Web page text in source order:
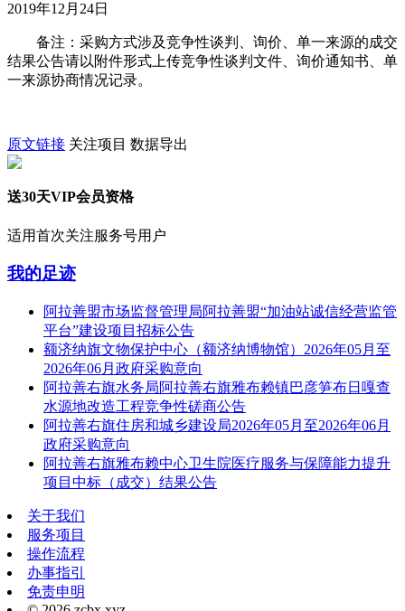
2019年12月24日
备注：采购方式涉及竞争性谈判、询价、单一来源的成交
结果公告请以附件形式上传竞争性谈判文件、询价通知书、单
一来源协商情况记录。
原文链接 关注项目 数据导出
送30天VIP会员资格
适用首次关注服务号用户
我的足迹
阿拉善盟市场监督管理局阿拉善盟“加油站诚信经营监管
平台”建设项目招标公告
额济纳旗文物保护中心（额济纳博物馆）2026年05月至
2026年06月政府采购意向
阿拉善右旗水务局阿拉善右旗雅布赖镇巴彦笋布日嘎查
水源地改造工程竞争性磋商公告
阿拉善右旗住房和城乡建设局2026年05月至2026年06月
政府采购意向
阿拉善右旗雅布赖中心卫生院医疗服务与保障能力提升
项目中标（成交）结果公告
关于我们
服务项目
操作流程
办事指引
免责申明